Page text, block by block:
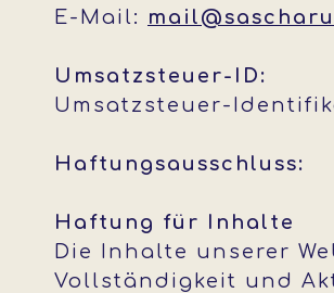
E-Mail:
Umsatzsteuer-ID:
Umsatzsteuer-
Haftungsausschluss:
Haftung für Inhalte
Die Inhalte unserer
Vollständigkeit und